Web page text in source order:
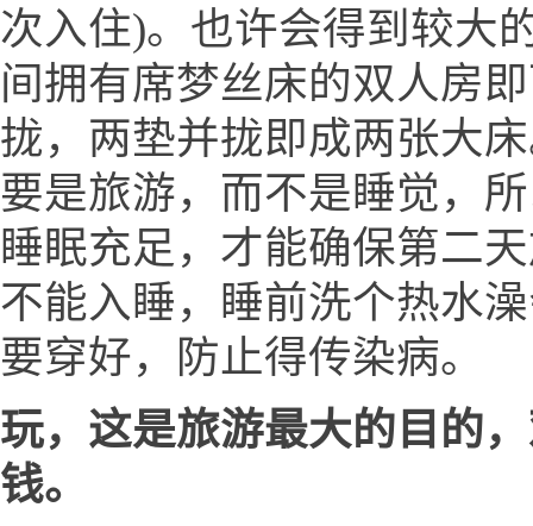
次入住)。也许会得到较大
间拥有席梦丝床的双人房
拢，两垫并拢即成两张大
要是旅游，而不是睡觉，
睡眠充足，才能确保第二
不能入睡，睡前洗个热水
要穿好，防止得传染病。
玩，这是旅游最大的目的
钱。